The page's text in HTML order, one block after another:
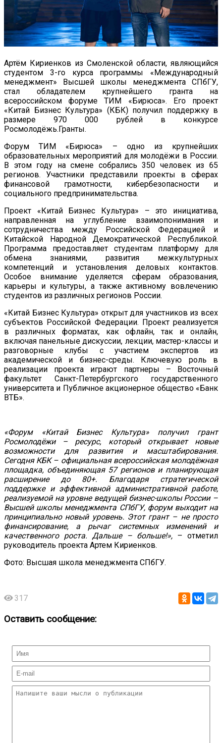
Артём Кириенков из Смоленской области, являющийся
студентом 3-го курса программы «Международный
менеджмент» Высшей школы менеджмента СПбГУ,
стал обладателем крупнейшего гранта на
всероссийском форуме ТИМ «Бирюса». Его проект
«Китай Бизнес Культура» (КБК) получил поддержку в
размере 970 000 рублей в конкурсе
Росмолодёжь.Гранты.
Форум ТИМ «Бирюса» – одно из крупнейших
образовательных мероприятий для молодёжи в России.
В этом году на смене собрались 350 человек из 65
регионов. Участники представили проекты в сферах
финансовой грамотности, кибербезопасности и
социального предпринимательства.
Проект «Китай Бизнес Культура» – это инициатива,
направленная на углубление взаимопонимания и
сотрудничества между Российской Федерацией и
Китайской Народной Демократической Республикой.
Программа предоставляет студентам платформу для
обмена знаниями, развития межкультурных
компетенций и установления деловых контактов.
Особое внимание уделяется сферам образования,
карьеры и культуры, а также активному вовлечению
студентов из различных регионов России.
«Китай Бизнес Культура» открыт для участников из всех
субъектов Российской Федерации. Проект реализуется
в различных форматах, как офлайн, так и онлайн,
включая панельные дискуссии, лекции, мастер-классы и
разговорные клубы с участием экспертов из
академической и бизнес-среды. Ключевую роль в
реализации проекта играют партнеры – Восточный
факультет Санкт-Петербургского государственного
университета и Публичное акционерное общество «Банк
ВТБ».
«Форум «Китай Бизнес Культура» получил грант
Росмолодёжи – ресурс, который открывает новые
возможности для развития и масштабирования.
Сегодня КБК – официальная всероссийская молодёжная
площадка, объединяющая 57 регионов и планирующая
расширение до 80+. Благодаря стратегической
поддержке и эффективной административной работе,
реализуемой на уровне ведущей бизнес-школы России –
Высшей школы менеджмента СПбГУ, форум выходит на
принципиально новый уровень. Этот грант – не просто
финансирование, а рычаг системных изменений и
качественного роста. Дальше – больше!», – отметил
руководитель проекта Артем Кириенков.
Фото: Высшая школа менеджмента СПбГУ.
317
Оставить сообщение: